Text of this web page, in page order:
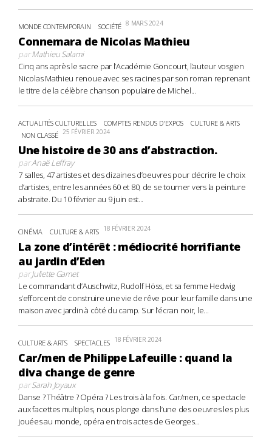
MONDE CONTEMPORAIN SOCIÉTÉ 8 MARS 2024
Connemara de Nicolas Mathieu
parMathieu Salami
Cinq ans après le sacre par l’Académie Goncourt, l’auteur vosgien
Nicolas Mathieu renoue avec ses racines par son roman reprenant
le titre de la célèbre chanson populaire de Michel...
ACTUALITÉS CULTURELLES COMPTES RENDUS D'EXPOS
CULTURE & ARTS
NON CLASSÉ 25 FÉVRIER 2024
Une histoire de 30 ans d’abstraction.
parAnaë Leffray
7 salles, 47 artistes et des dizaines d’oeuvres pour décrire le choix
d’artistes, entre les années 60 et 80, de se tourner vers la peinture
abstraite. Du 10 février au 9 juin est...
CINÉMA CULTURE & ARTS 18 FÉVRIER 2024
La zone d’intérêt : médiocrité horrifiante
au jardin d’Eden
parJuliette Gamet
Le commandant d’Auschwitz, Rudolf Höss, et sa femme Hedwig
s’efforcent de construire une vie de rêve pour leur famille dans une
maison avec jardin à côté du camp. Sur l’écran noir, le...
CULTURE & ARTS SPECTACLES 18 FÉVRIER 2024
Car/men de Philippe Lafeuille : quand la
diva change de genre
parSarah Joyaux
Danse ? Théâtre ? Opéra ? Les trois à la fois. Car/men, ce spectacle
aux facettes multiples, nous plonge dans l’une des oeuvres les plus
jouées au monde, opéra en trois actes de Georges...